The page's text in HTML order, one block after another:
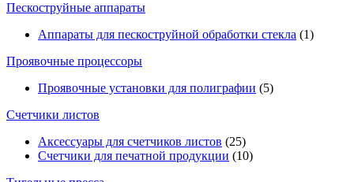
Пескоструйные аппараты
Аппараты для пескоструйной обработки стекла (1)
Проявочные процессоры
Проявочные установки для полиграфии (5)
Счетчики листов
Аксессуары для счетчиков листов (25)
Счетчики для печатной продукции (10)